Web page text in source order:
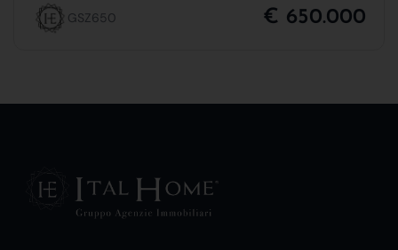
GSZ650 € 650.000